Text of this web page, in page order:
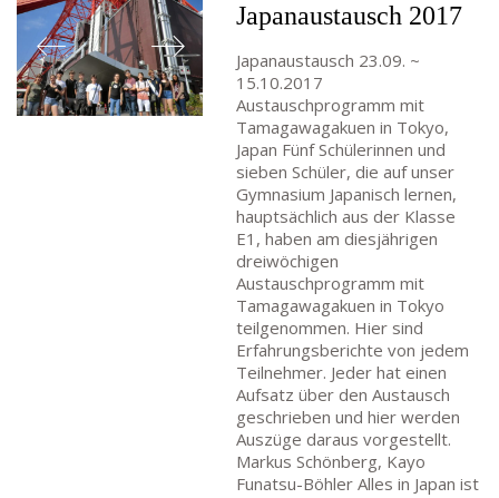
Japanaustausch 2017
Japanaustausch 23.09. ~
15.10.2017
Austauschprogramm mit
Tamagawagakuen in Tokyo,
Japan Fünf Schülerinnen und
sieben Schüler, die auf unser
Gymnasium Japanisch lernen,
hauptsächlich aus der Klasse
E1, haben am diesjährigen
dreiwöchigen
Austauschprogramm mit
Tamagawagakuen in Tokyo
teilgenommen. Hier sind
Erfahrungsberichte von jedem
Teilnehmer. Jeder hat einen
Aufsatz über den Austausch
geschrieben und hier werden
Auszüge daraus vorgestellt.
Markus Schönberg, Kayo
Funatsu-Böhler Alles in Japan ist